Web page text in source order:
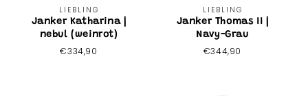
Anbieter:
LIEBLING
Janker Katharina |
nebul (weinrot)
Normaler
€334,90
Anbieter:
LIEBLING
Janker Thomas II |
Navy-Grau
Normaler
€344,90